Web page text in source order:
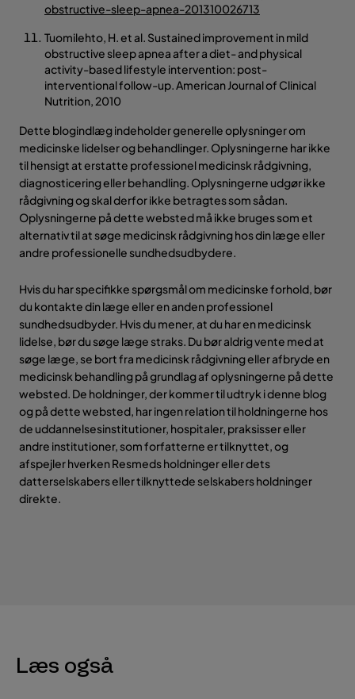
obstructive-sleep-apnea-201310026713
Tuomilehto, H. et al. Sustained improvement in mild
obstructive sleep apnea after a diet- and physical
activity-based lifestyle intervention: post-
interventional follow-up. American Journal of Clinical
Nutrition, 2010
Dette blogindlæg indeholder generelle oplysninger om
medicinske lidelser og behandlinger. Oplysningerne har ikke
til hensigt at erstatte professionel medicinsk rådgivning,
diagnosticering eller behandling. Oplysningerne udgør ikke
rådgivning og skal derfor ikke betragtes som sådan.
Oplysningerne på dette websted må ikke bruges som et
alternativ til at søge medicinsk rådgivning hos din læge eller
andre professionelle sundhedsudbydere.
Hvis du har specifikke spørgsmål om medicinske forhold, bør
du kontakte din læge eller en anden professionel
sundhedsudbyder. Hvis du mener, at du har en medicinsk
lidelse, bør du søge læge straks. Du bør aldrig vente med at
søge læge, se bort fra medicinsk rådgivning eller afbryde en
medicinsk behandling på grundlag af oplysningerne på dette
websted. De holdninger, der kommer til udtryk i denne blog
og på dette websted, har ingen relation til holdningerne hos
de uddannelsesinstitutioner, hospitaler, praksisser eller
andre institutioner, som forfatterne er tilknyttet, og
afspejler hverken Resmeds holdninger eller dets
datterselskabers eller tilknyttede selskabers holdninger
direkte.
Læs også